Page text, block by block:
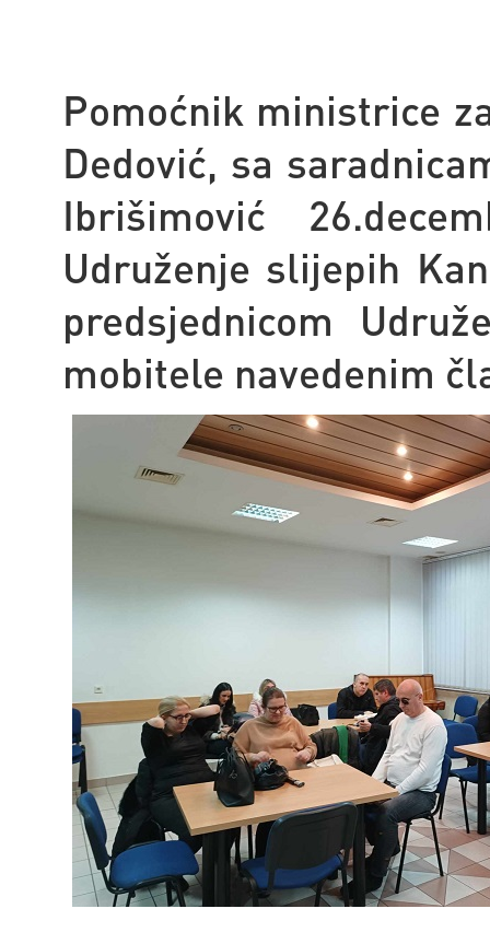
Pomoćnik ministrice
Dedović, sa
Ibrišimović
Udruženje slijepih
predsjednicom
mobitele navedenim